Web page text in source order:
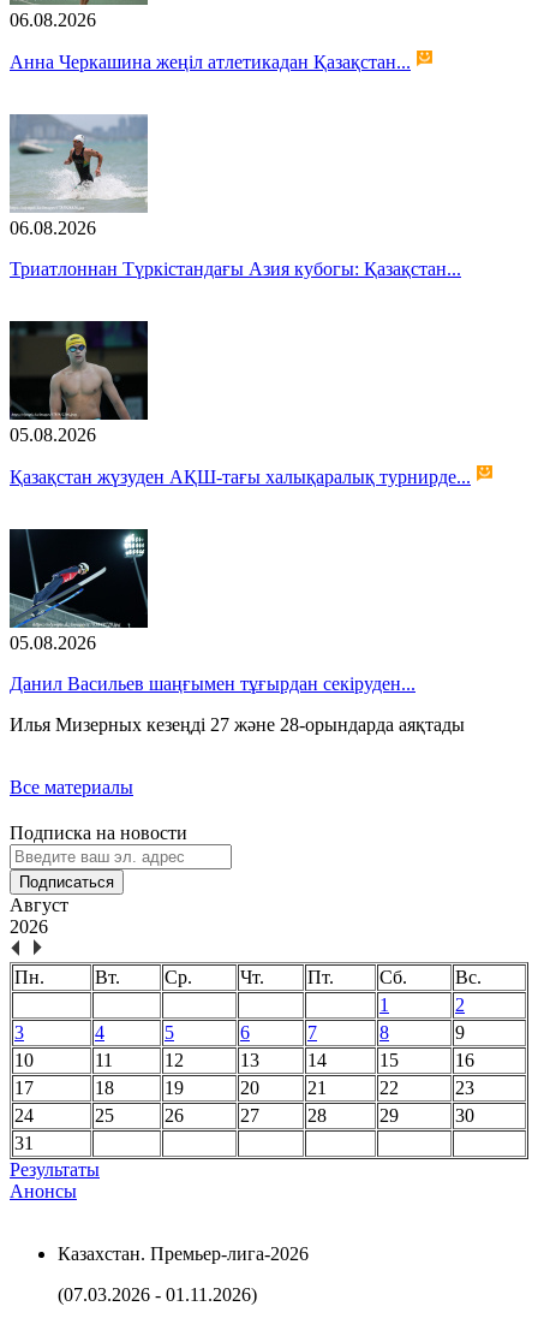
06.08.2026
Анна Черкашина жеңіл атлетикадан Қазақстан...
06.08.2026
Триатлоннан Түркістандағы Азия кубогы: Қазақстан...
05.08.2026
Қазақстан жүзуден АҚШ-тағы халықаралық турнирде...
05.08.2026
Данил Васильев шаңғымен тұғырдан секіруден...
Илья Мизерных кезеңді 27 және 28-орындарда аяқтады
Все материалы
Подписка на новости
Подписаться
Август
2026
Пн. Вт. Ср. Чт. Пт. Сб.
Вс.
1
2
3
4 5 6 7 8
9
10
11 12 13 14 15
16
17
18 19 20 21 22
23
24
25 26 27 28 29
30
31
Результаты
Анонсы
Казахстан. Премьер-лига-2026
(07.03.2026 - 01.11.2026)